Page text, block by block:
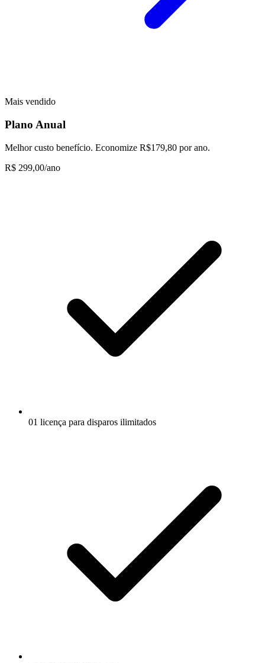
Mais vendido
Plano Anual
Melhor custo benefício. Economize R$179,80 por ano.
R$ 299,00/ano
01 licença para disparos ilimitados